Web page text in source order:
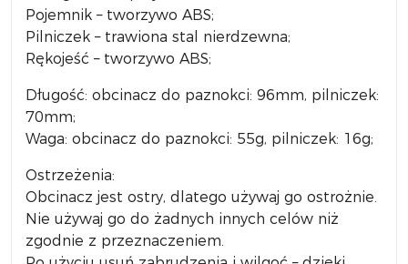
Pojemnik – tworzywo ABS;
Pilniczek – trawiona stal nierdzewna;
Rękojeść – tworzywo ABS;
Długość: obcinacz do paznokci: 96mm, pilniczek:
70mm;
Waga: obcinacz do paznokci: 55g, pilniczek: 16g;
Ostrzeżenia:
Obcinacz jest ostry, dlatego używaj go ostrożnie.
Nie używaj go do żadnych innych celów niż
zgodnie z przeznaczeniem.